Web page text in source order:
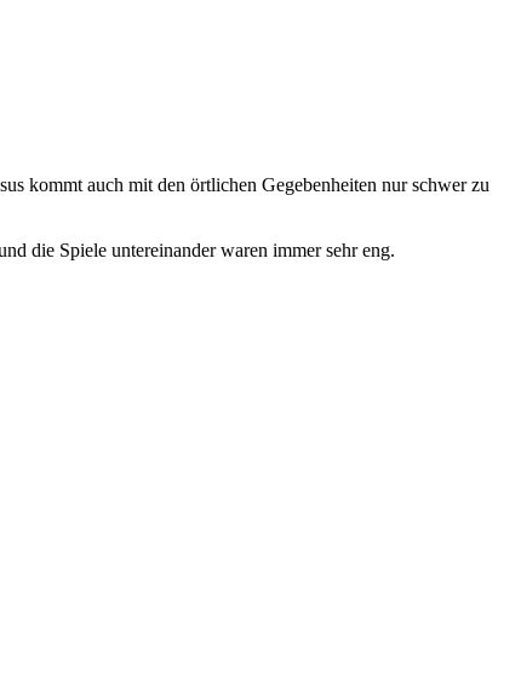
kommt auch mit den örtlichen Gegebenheiten nur schwer zu
die Spiele untereinander waren immer sehr eng.